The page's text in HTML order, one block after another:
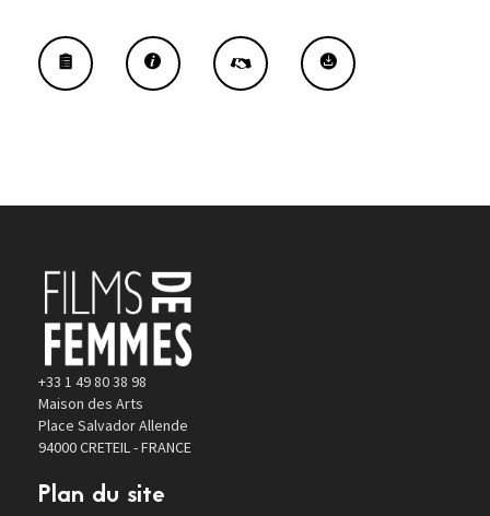
+33 1 49 80 38 98
Maison des Arts
Place Salvador Allende
94000 CRETEIL - FRANCE
Plan du site